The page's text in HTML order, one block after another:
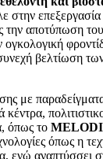
στην
την αποτύπωση
βελτίωση
με
κέντρα,
όπως το
όπως η
ενώ αναπτύσσει